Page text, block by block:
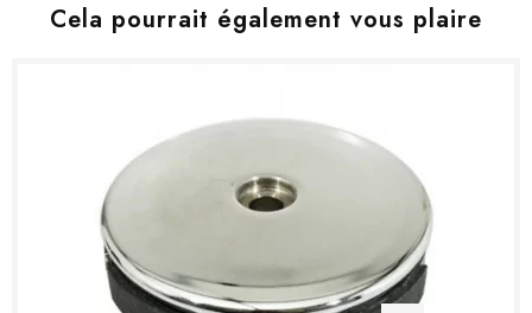
Cela pourrait également vous plaire